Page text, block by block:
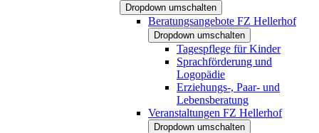
Dropdown umschalten
Beratungsangebote FZ Hellerhof
Dropdown umschalten
Tagespflege für Kinder
Sprachförderung und
Logopädie
Erziehungs-, Paar- und
Lebensberatung
Veranstaltungen FZ Hellerhof
Dropdown umschalten